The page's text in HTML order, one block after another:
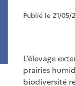
Publié le 21/05/
L’élevage
prairies
biodiversité